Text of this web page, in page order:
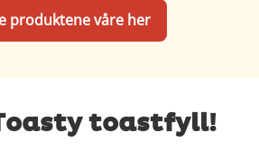
produktene våre her
toastfyll!